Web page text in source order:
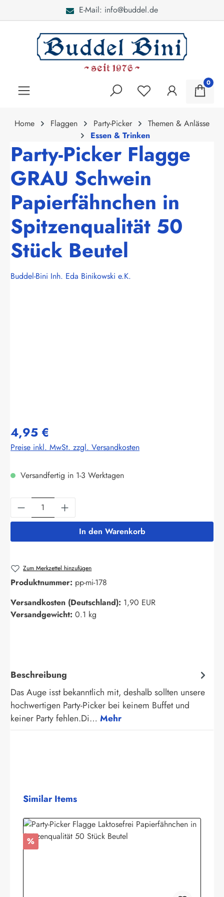
E-Mail: info@buddel.de
0
Home Flaggen Party-Picker
Themen & Anlässe
Essen & Trinken
Party-Picker Flagge
GRAU Schwein
Papierfähnchen in
Spitzenqualität 50
Stück Beutel
Buddel-Bini Inh. Eda Binikowski e.K.
4,95 €
Preise inkl. MwSt. zzgl. Versandkosten
Versandfertig in 1-3 Werktagen
Produkt Anzahl: Gib den gewünschten
In den Warenkorb
Zum Merkzettel hinzufügen
Produktnummer: pp-mi-178
Versandkosten (Deutschland): 1,90 EUR
Versandgewicht: 0.1 kg
Beschreibung
Das Auge isst bekanntlich mit, deshalb sollten unsere
hochwertigen Party-Picker bei keinem Buffet und
keiner Party fehlen.Di… Mehr
Produktgalerie überspringen
Similar Items
Rabatt
%